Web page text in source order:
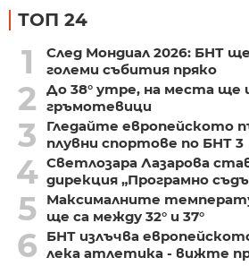
ТОП 24
1
След Мондиал 2026: БНТ
големи събития пряко
2
До 38° утре, на места ще
гръмотевици
3
Гледайте европейското
плувни спортове по БНТ 3
4 Светлозара Лазарова
дирекция „Програмно
5
Максималните
ще са между 32° и 37°
6
БНТ излъчва
лека атлетика - вижте